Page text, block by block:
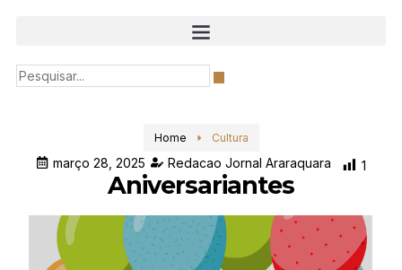
Home Cultura
março 28, 2025 Redacao Jornal Araraquara 1
Aniversariantes